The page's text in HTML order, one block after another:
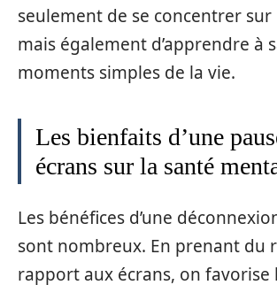
seulement de se concentrer sur
mais également d’apprendre à
moments simples de la vie.
Les bienfaits d’une
écrans sur la santé
Les bénéfices d’une
sont nombreux. En prenant du
rapport aux écrans, on favorise